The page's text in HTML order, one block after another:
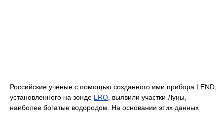
Российские учёные с помощью созданного ими прибора LEND,
установленного на зонде LRO , выявили участки Луны,
наиболее богатые водородом. На основании этих данных